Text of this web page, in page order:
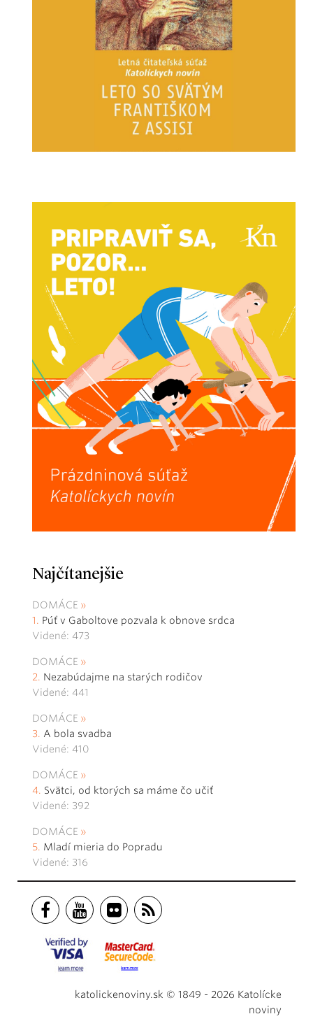
Najčítanejšie
DOMÁCE
Púť v Gaboltove pozvala k obnove srdca
Videné: 473
DOMÁCE
Nezabúdajme na starých rodičov
Videné: 441
DOMÁCE
A bola svadba
Videné: 410
DOMÁCE
Svätci, od ktorých sa máme čo učiť
Videné: 392
DOMÁCE
Mladí mieria do Popradu
Videné: 316
katolickenoviny.sk © 1849 - 2026 Katolícke
noviny